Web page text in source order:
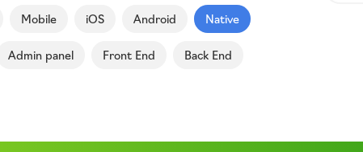
Mobile iOS Android Native
Admin panel Front End Back End